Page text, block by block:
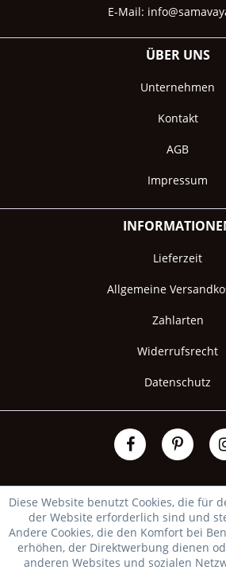
E-Mail:
ÜBER UNS
Unternehmen
Kontakt
AGB
Impressum
Lieferzeit
Allgemeine
Zahlarten
Widerrufsrecht
Datenschutz
Diese Website benutzt Cookies, die für
der Website erforderlich sind und
Andere Cookies, die den Komfort bei
erhöhen, der Direktwerbung dienen
anderen Websites und sozialen